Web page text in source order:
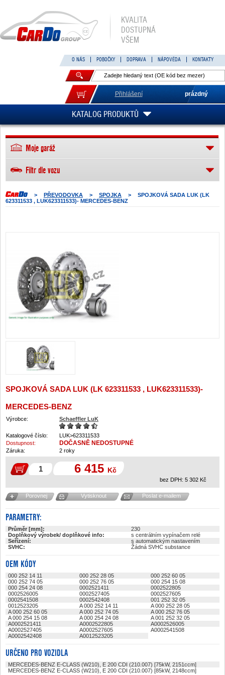
KVALITA
DOSTUPNÁ
VŠEM
O NÁS POBOČKY DOPRAVA NÁPOVĚDA KONTAKTY
Přihlášení prázdný
KATALOG PRODUKTŮ
> PŘEVODOVKA > SPOJKA >
SPOJKOVÁ SADA LUK (LK
623311533 , LUK623311533)- MERCEDES-BENZ
SPOJKOVÁ SADA LUK (LK 623311533 , LUK623311533)-
MERCEDES-BENZ
Výrobce: Schaeffler LuK
Katalogové číslo:
LUK>623311533
Dostupnost:
DOČASNĚ NEDOSTUPNÉ
Záruka: 2 roky
6 415 Kč
bez DPH: 5 302 Kč
Porovnej Vytisknout Poslat e-mailem
PARAMETRY:
Průměr [mm]:
230
Doplňkový výrobek/ doplňkové info:
s centrálním vypínačem relé
Seřízení:
s automatickým nastavením
SVHC:
Žádná SVHC substance
OEM KÓDY
000 252 14 11 000 252 28 05
000 252 60 05
000 252 74 05
000 252 76 05
000 254 15 08
000 254 24 08
0002521411
0002522805
0002526005
0002527405
0002527605
0002541508
0002542408
001 252 32 05
0012523205
A 000 252 14 11
A 000 252 28 05
A 000 252 60 05
A 000 252 74 05
A 000 252 76 05
A 000 254 15 08
A 000 254 24 08
A 001 252 32 05
A0002521411
A0002522805
A0002526005
A0002527405
A0002527605
A0002541508
A0002542408
A0012523205
URČENO PRO VOZIDLA
MERCEDES-BENZ E-CLASS (W210), E 200 CDI (210.007) [75kW, 2151ccm]
MERCEDES-BENZ E-CLASS (W210), E 200 CDI (210.007) [85kW, 2148ccm]
Moje garáž
Filtr dle vozu